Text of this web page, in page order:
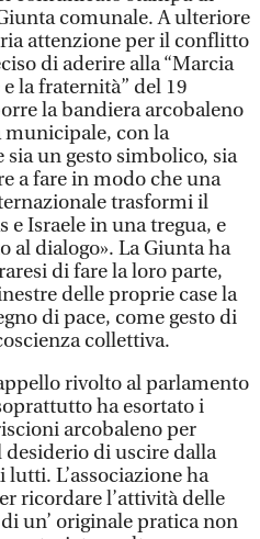
comunale. A ulteriore
attenzione per il conflitto
di aderire alla “Marcia
la fraternità” del 19
la bandiera arcobaleno
municipale, con la
un gesto simbolico, sia
a fare in modo che una
trasformi il
Israele in una tregua, e
al dialogo». La Giunta ha
di fare la loro parte,
delle proprie case la
di pace, come gesto di
collettiva.
rivolto al parlamento
ha esortato i
arcobaleno per
di uscire dalla
L’associazione ha
ricordare l’attività delle
un’ originale pratica non